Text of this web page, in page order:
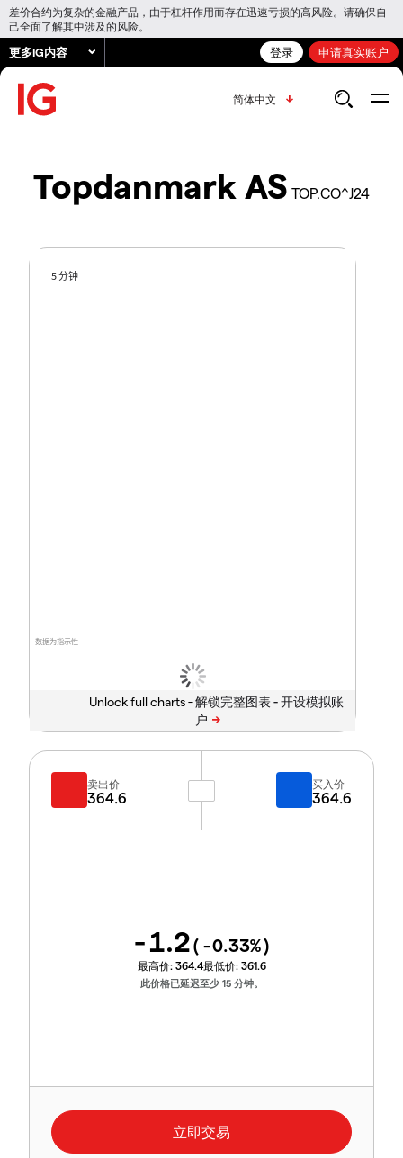
差价合约为复杂的金融产品，由于杠杆作用而存在迅速亏损的高风险。请确保自
己全面了解其中涉及的风险。
更多IG内容 登录 申请真实账户
简体中文
Topdanmark AS TOP.CO^J24
数据为指示性
5 分钟
Unlock full charts -
卖出价
364.6
买入价
364.6
-1.2( -0.33%)
最高价: 364.4最低价: 361.6
此价格已延迟至少 15 分钟。